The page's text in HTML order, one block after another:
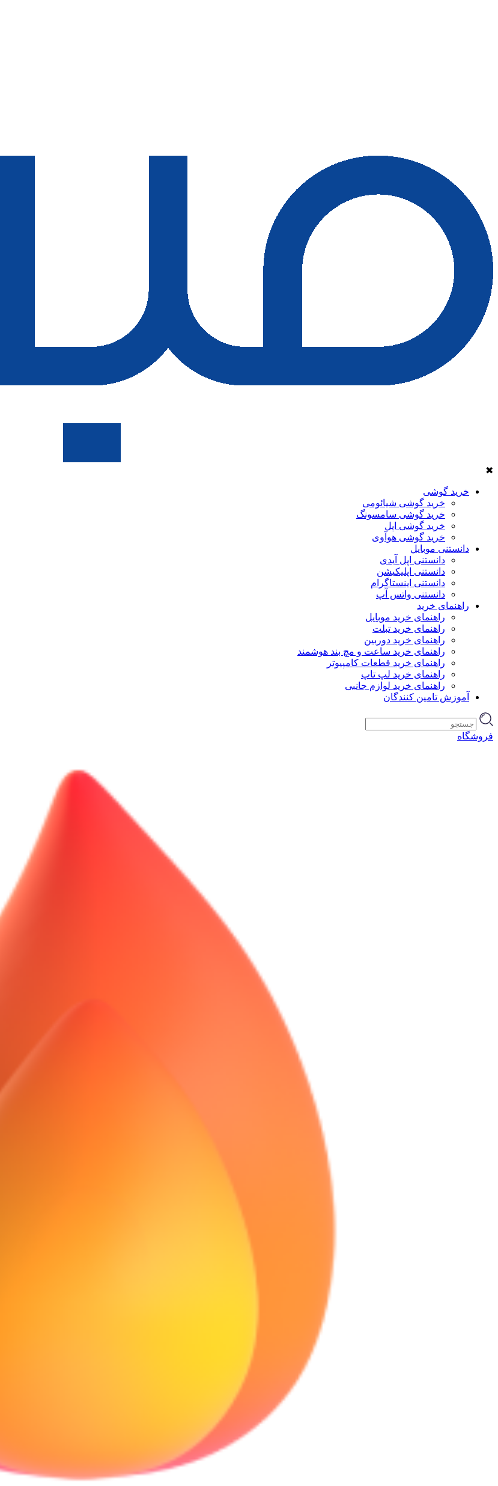
✖
خرید گوشی
خرید گوشی شیائومی
خرید گوشی سامسونگ
خرید گوشی اپل
خرید گوشی هوآوی
دانستنی موبایل
دانستنی اپل آیدی
دانستنی اپلیکیشن
دانستنی اینستاگرام
دانستنی واتس آپ
راهنمای خرید
راهنمای خرید موبایل
راهنمای خرید تبلت
راهنمای خرید دوربین
راهنمای خرید ساعت و مچ بند هوشمند
راهنمای خرید قطعات کامپیوتر
راهنمای خرید لپ تاپ
راهنمای خرید لوازم جانبی
آموزش تامین کنندگان
فروشگاه